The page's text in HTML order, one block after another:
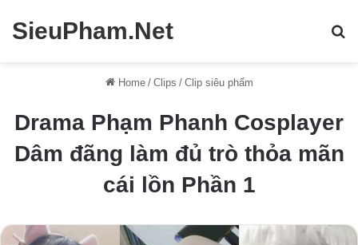
SieuPham.Net
Home / Clips / Clip siêu phẩm
Drama Phạm Phanh Cosplayer
Dâm đãng làm đủ trò thỏa mãn
cái lồn Phần 1